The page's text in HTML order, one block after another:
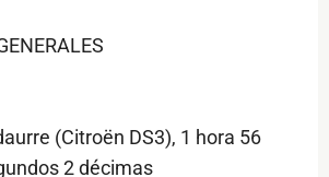
(Citroën DS3), 1 hora 56
2 décimas